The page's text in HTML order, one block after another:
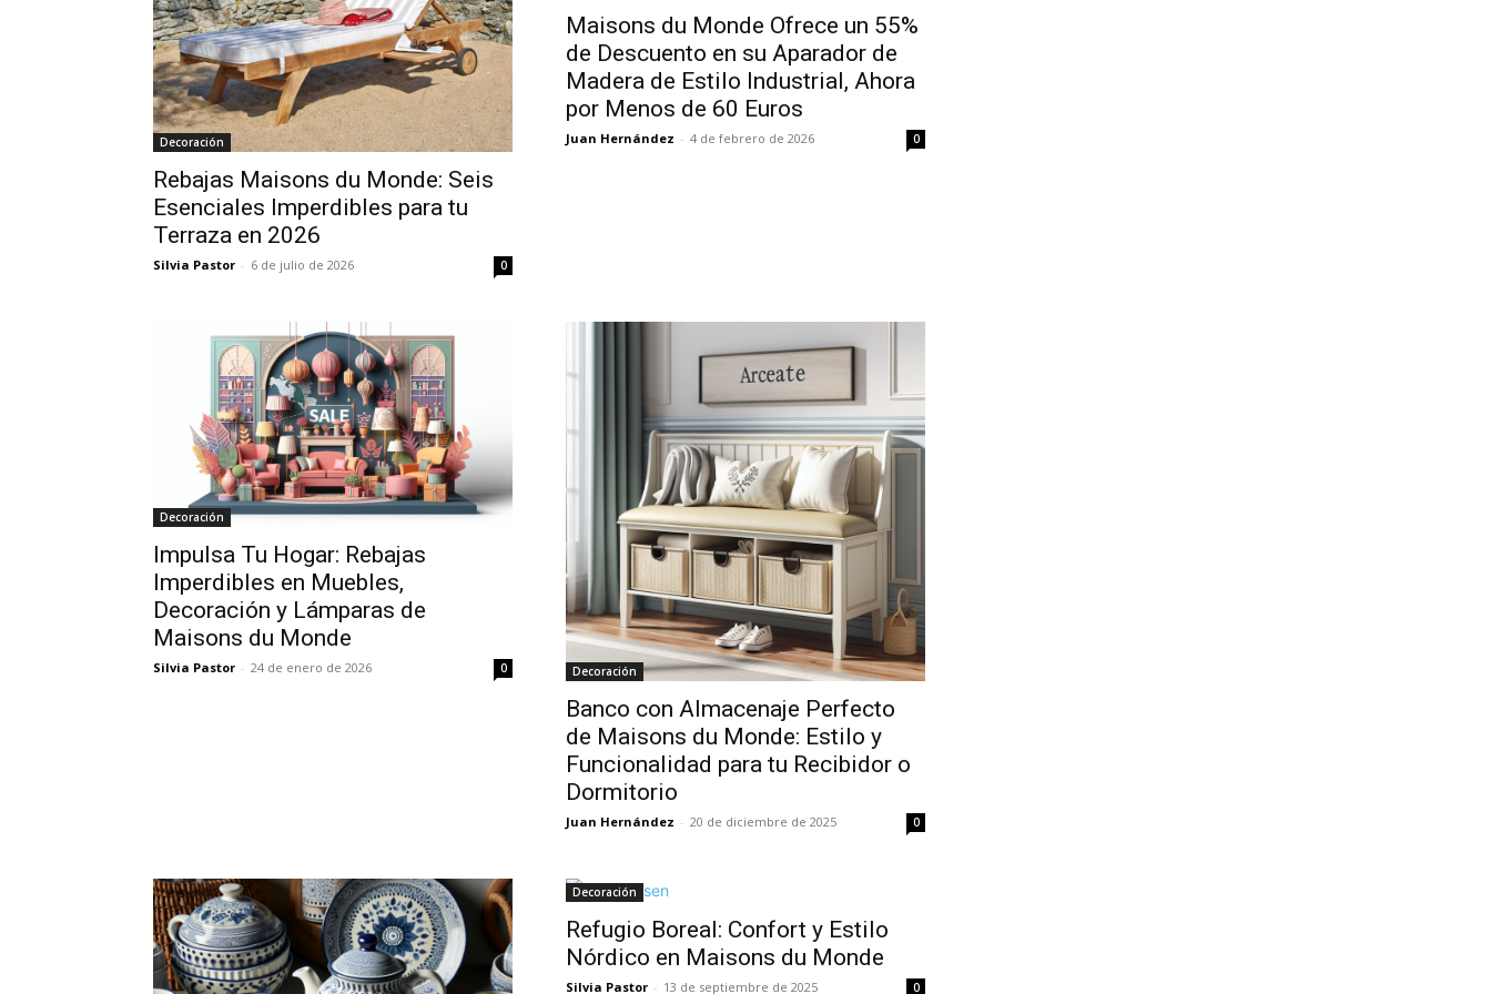
Decoración
Rebajas Maisons du Monde: Seis
Esenciales Imperdibles para tu
Terraza en 2026
Silvia Pastor - 6 de julio de 2026 0
Maisons du Monde Ofrece un 55%
de Descuento en su Aparador de
Madera de Estilo Industrial, Ahora
por Menos de 60 Euros
Juan Hernández - 4 de febrero de 2026 0
Decoración
Impulsa Tu Hogar: Rebajas
Imperdibles en Muebles,
Decoración y Lámparas de
Maisons du Monde
Silvia Pastor - 24 de enero de 2026 0 Decoración
Banco con Almacenaje Perfecto
de Maisons du Monde: Estilo y
Funcionalidad para tu Recibidor o
Dormitorio
Juan Hernández - 20 de diciembre de 2025 0
Decoración
Refugio Boreal: Confort y Estilo
Nórdico en Maisons du Monde
Silvia Pastor - 13 de septiembre de 2025 0